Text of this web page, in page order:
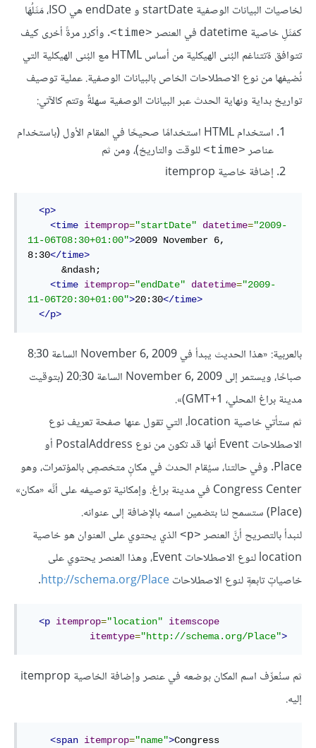
لخاصيات البيانات الوصفية startDate و endDate هي ISO، مَثَلُهَا
كمَثَلِ خاصية datetime في العنصر
<time>
. وأكرر مرةً أخرى كيف
تتوافق ةتتناغم البُنى الهيكلية من أساس HTML مع البُنى الهيكلية التي
نُضيفها من نوع الاصطلاحات الخاص بالبيانات الوصفية. عملية توصيف
تواريخ بداية ونهاية الحدث عبر البيانات الوصفية سهلةٌ وتتم كالآتي:
استخدام HTML استخدامًا صحيحًا في المقام الأول (باستخدام
عناصر <time>
للوقت والتاريخ)، ومن ثم
إضافة خاصية itemprop
<p>
<time itemprop="startDate" datetime="2009-
11-06T08:30+01:00">2009 November 6,
8:30</time>
<time itemprop="endDate" datetime="2009-
11-06T20:30+01:00">20:30</time>
</p>
بالعربية: «هذا الحديث يبدأ في November 6, 2009 الساعة 8:30
صباحًا، ويستمر إلى November 6, 2009 الساعة 20:30 (بتوقيت
مدينة براغ المحلي، GMT+1)».
ثم ستأتي خاصية location، التي تقول عنها صفحة تعريف نوع
الاصطلاحات Event أنها قد تكون من نوع PostalAddress أو
Place. وفي حالتنا، سيُقام الحدث في مكانٍ متخصصٍ بالمؤتمرات، وهو
Congress Center في مدينة براغ. وإمكانية توصيفه على أنَّه «مكان»
(Place) ستسمح لنا بتضمين اسمه بالإضافة إلى عنوانه.
لنبدأ بالتصريح أنَّ العنصر <p>
الذي يحتوي على العنوان هو خاصية
location لنوع الاصطلاحات Event، وهذا العنصر يحتوي على
خاصياتٍ تابعةٍ لنوع الاصطلاحاتhttp://schema.org/Place
.
<p itemprop="location"
itemscope
itemtype="http://schema.org/Place">
ثم سنُعرِّف اسم المكان بوضعه في عنصر
وإضافة الخاصية itemprop
إليه.
<span itemprop="name">Congress